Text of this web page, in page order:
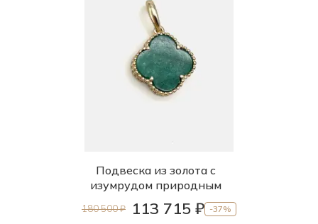
Подвеска из золота с
изумрудом природным
180 500 ₽ 113 715 ₽ -37%